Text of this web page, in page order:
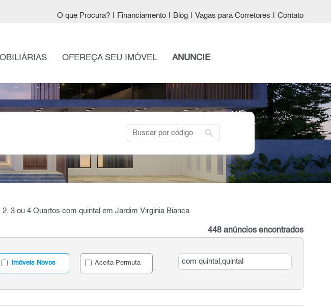
O que Procura? Financiamento Blog Vagas para Corretores Contato
OFEREÇA SEU IMÓVEL ANUNCIE
search
2, 3 ou 4 Quartos com quintal em Jardim Virginia Bianca
448 anúncios encontrados
Imóveis Novos Aceita Permuta